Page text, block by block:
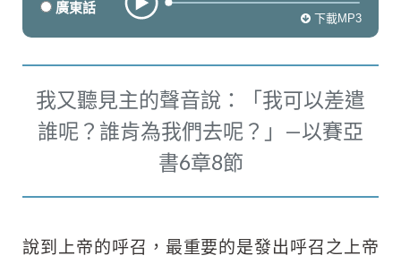
廣東話
下載MP3
我又聽見主的聲音說：「我可以差遣
誰呢？誰肯為我們去呢？」—以賽亞
書6章8節
說到上帝的呼召，最重要的是發出呼召之上帝